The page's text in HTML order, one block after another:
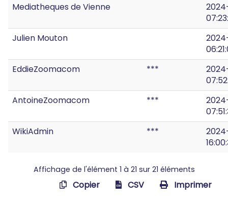
Mediatheques de Vienne
Julien Mouton
EddieZoomacom
***
AntoineZoomacom
***
WikiAdmin
***
Affichage de l'élément 1 à 21 sur 21 éléments
Copier CSV Imprimer